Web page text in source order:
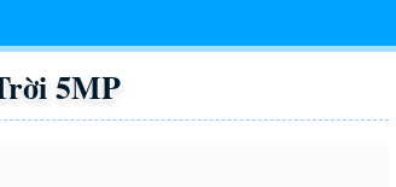
5MP